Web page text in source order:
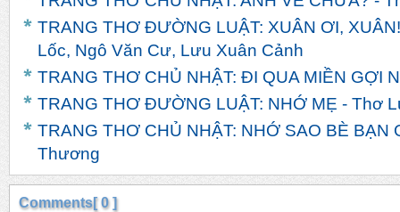
TRANG THƠ ĐƯỜNG LUẬT: XUÂN ƠI,
Lốc, Ngô Văn Cư, Lưu Xuân Cảnh
TRANG THƠ CHỦ NHẬT: ĐI QUA MIỀN GỢI
TRANG THƠ ĐƯỜNG LUẬT: NHỚ MẸ - Thơ
TRANG THƠ CHỦ NHẬT: NHỚ SAO BÈ BẠN
Thương
Comments[ 0 ]